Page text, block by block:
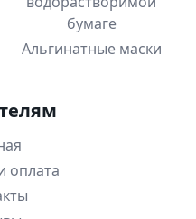
бумаге
Альгинатные маски
оплата